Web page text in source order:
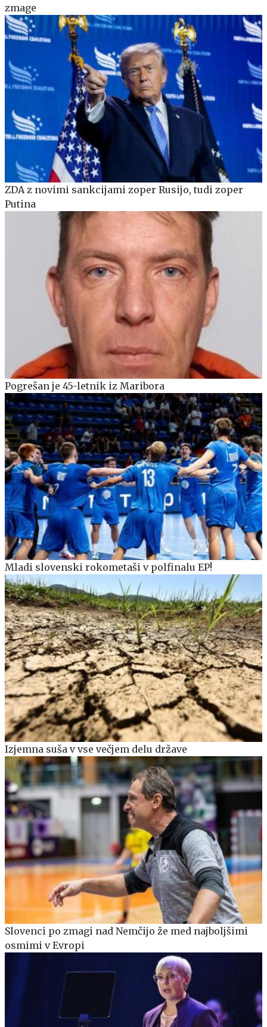
zmage
ZDA z novimi sankcijami zoper Rusijo, tudi zoper
Putina
Pogrešan je 45-letnik iz Maribora
Mladi slovenski rokometaši v polfinalu EP!
Izjemna suša v vse večjem delu države
Slovenci po zmagi nad Nemčijo že med najboljšimi
osmimi v Evropi